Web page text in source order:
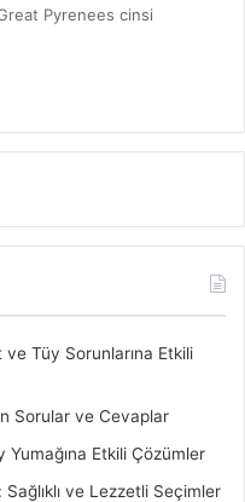
Pyrenees cinsi
Tüy Sorunlarına Etkili
Sorular ve Cevaplar
Etkili Çözümler
ve Lezzetli Seçimler